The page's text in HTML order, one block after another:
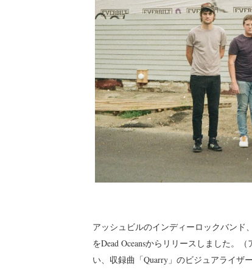
アッシュビルのインディーロックバンド
をDead Oceansからリリースしました。
い、収録曲「Quarry」のビジュアライザ